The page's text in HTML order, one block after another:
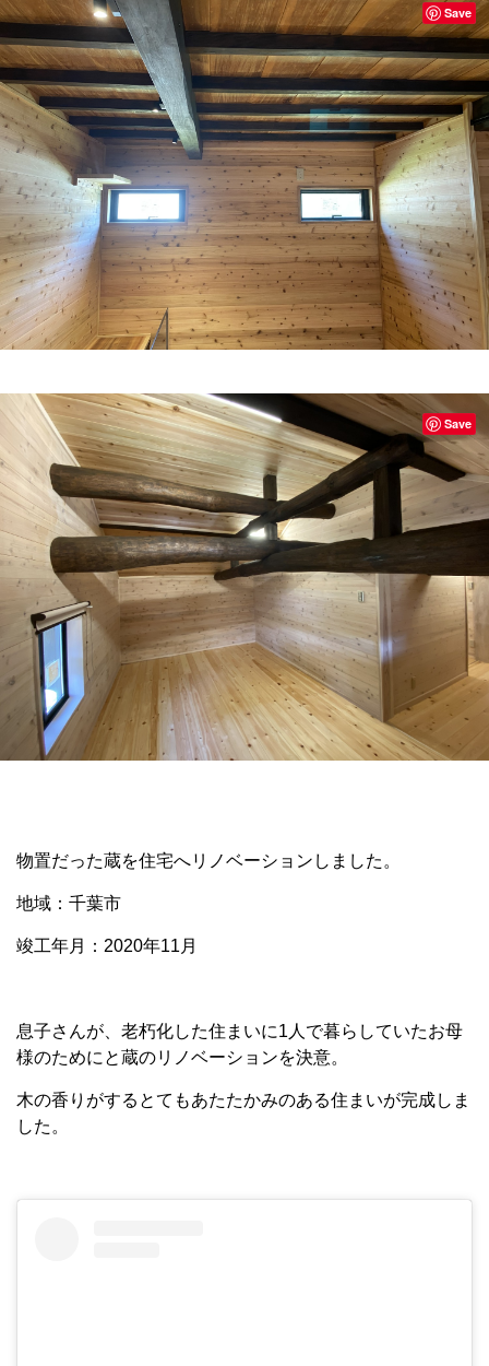
Save
Save
物置だった蔵を住宅へリノベーションしました。
地域：千葉市
竣工年月：2020年11月
息子さんが、老朽化した住まいに1人で暮らしていたお母
様のためにと蔵のリノベーションを決意。
木の香りがするとてもあたたかみのある住まいが完成しま
した。